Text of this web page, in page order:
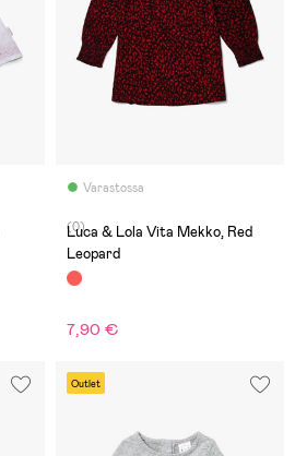
Varastossa
(0)
Luca & Lola Vita Mekko, Red
Leopard
7,90 €
Outlet